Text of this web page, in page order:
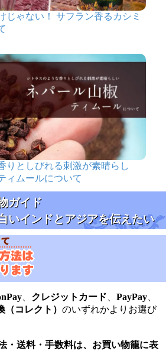
じゃない！ サフラン香るカシミ
りとしびれる刺激が素晴らし
ムールについて
ガイド
いインドとアジアを伝えたい
、 クレジットカード PayPay、
（コレクト） のいずれかよりお選び
・送料・手数料は、お買い物籠に表